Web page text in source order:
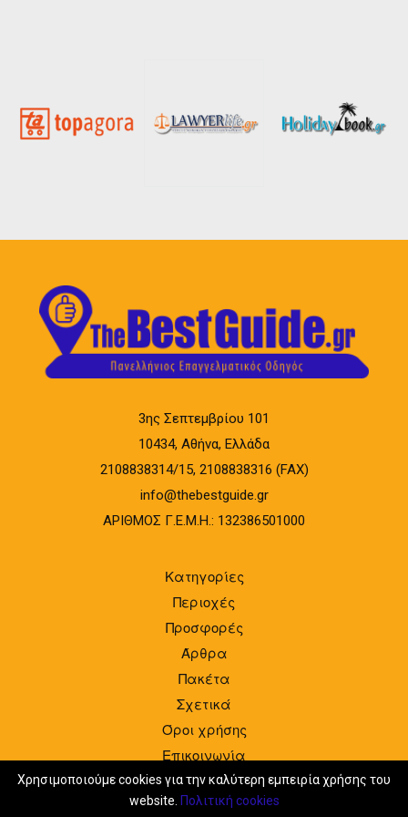
3ης Σεπτεμβρίου 101
10434, Αθήνα, Ελλάδα
2108838314/15, 2108838316 (FAX)
info@thebestguide.gr
ΑΡΙΘΜΟΣ Γ.Ε.Μ.Η.: 132386501000
Κατηγορίες
Περιοχές
Προσφορές
Άρθρα
Πακέτα
Σχετικά
Όροι χρήσης
Επικοινωνία
Είσοδος
Χρησιμοποιούμε cookies για την καλύτερη εμπειρία χρήσης του
website. Πολιτική cookies